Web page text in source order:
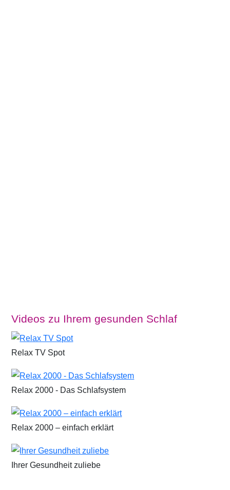
Videos zu Ihrem gesunden Schlaf
Relax TV Spot
Relax 2000 - Das Schlafsystem
Relax 2000 – einfach erklärt
Ihrer Gesundheit zuliebe